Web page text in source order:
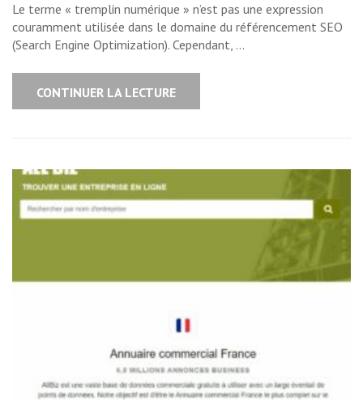
Le terme « tremplin numérique » n’est pas une expression
couramment utilisée dans le domaine du référencement SEO
(Search Engine Optimization). Cependant, …
CONTINUER LA LECTURE